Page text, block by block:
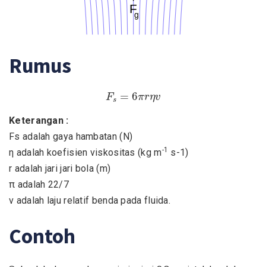
Rumus
Fs = 6πrηv
F 6πrηv
Keterangan :
Fs adalah gaya hambatan (N)
η adalah koefisien viskositas (kg m-1 s-1)
r adalah jari jari bola (m)
π adalah 22/7
v adalah laju relatif benda pada fluida.
Contoh